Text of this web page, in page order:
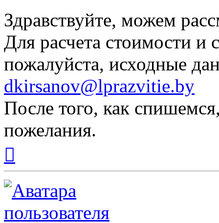
Здравствуйте, можем
Для расчета стоимости и
пожалуйста, исходные
dkirsanov@lprazvitie.by
После того, как
пожелания.
началу